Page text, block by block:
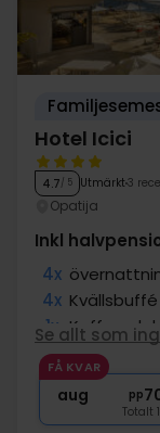
Hotel Icici
4.7/ 5 Utmärkt 3
Opatija
Inkl
4x
4x Kvällsbuffé
1x Kaffe och
∞ Drycker
∞ Tillgång till
Se allt som
FÅ KVAR
aug pp
Totalt